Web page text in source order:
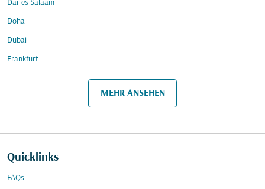
Dar es Salaam
Doha
Dubai
Frankfurt
MEHR ANSEHEN
Quicklinks
FAQs